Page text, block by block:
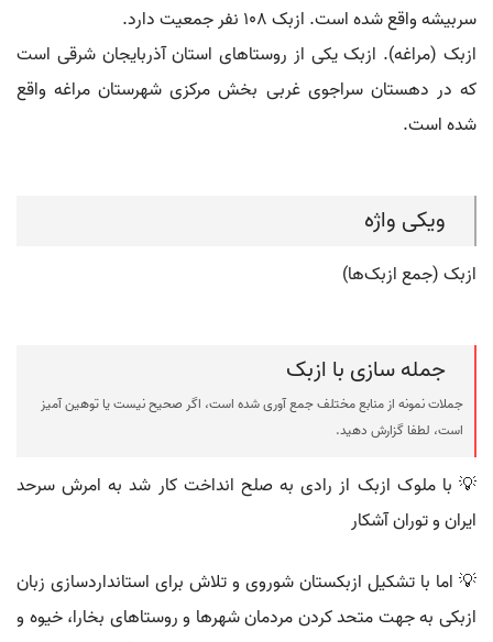
سربیشه واقع شده است. ازبک ۱۰۸ نفر جمعیت دارد.
ازبک (مراغه). ازبک یکی از روستاهای استان آذربایجان شرقی است
که در دهستان سراجوی غربی بخش مرکزی شهرستان مراغه واقع
شده است.
ویکی واژه
ازبک (جمع ازبک‌ها)
جمله سازی با ازبک
جملات نمونه از منابع مختلف جمع آوری شده است، اگر صحیح نیست یا توهین آمیز
است، لطفا گزارش دهید.
💡 با ملوک ازبک از رادی به صلح انداخت کار شد به امرش سرحد
ایران و توران آشکار
💡 اما با تشکیل ازبکستان شوروی و تلاش برای استانداردسازی زبان
ازبکی به جهت متحد کردن مردمان شهرها و روستاهای بخارا، خیوه و